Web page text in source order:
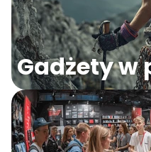
Gadżety w